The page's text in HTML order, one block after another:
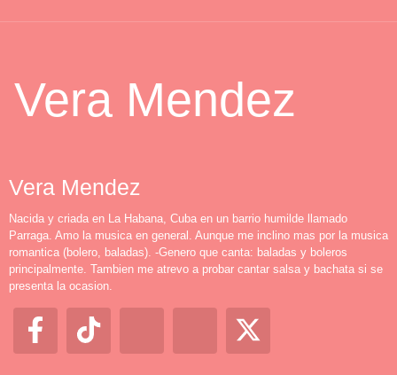
Vera Mendez
Vera Mendez
Nacida y criada en La Habana, Cuba en un barrio humilde llamado
Parraga. Amo la musica en general. Aunque me inclino mas por la musica
romantica (bolero, baladas). -Genero que canta: baladas y boleros
principalmente. Tambien me atrevo a probar cantar salsa y bachata si se
presenta la ocasion.